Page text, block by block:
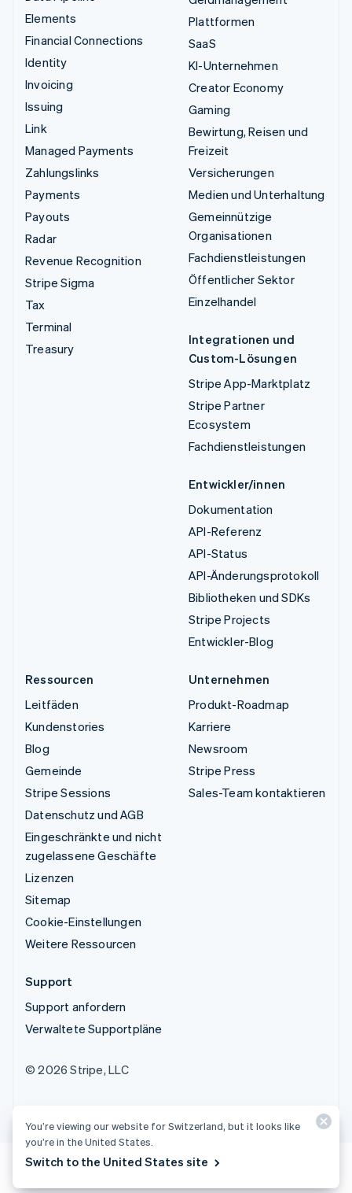
Elements
Financial Connections
Identity
Invoicing
Issuing
Link
Managed Payments
Zahlungslinks
Payments
Payouts
Radar
Revenue Recognition
Stripe Sigma
Tax
Terminal
Treasury
Plattformen
SaaS
KI-Unternehmen
Creator Economy
Gaming
Bewirtung, Reisen und
Freizeit
Versicherungen
Medien und Unterhaltung
Gemeinnützige
Organisationen
Fachdienstleistungen
Öffentlicher Sektor
Einzelhandel
Integrationen und
Custom-Lösungen
Stripe App-Marktplatz
Stripe Partner
Ecosystem
Fachdienstleistungen
Entwickler/innen
Dokumentation
API-Referenz
API-Status
API-Änderungsprotokoll
Bibliotheken und SDKs
Stripe Projects
Entwickler-Blog
Ressourcen
Leitfäden
Kundenstories
Blog
Gemeinde
Stripe Sessions
Datenschutz und AGB
Eingeschränkte und nicht
zugelassene Geschäfte
Lizenzen
Sitemap
Cookie-Einstellungen
Weitere Ressourcen
Unternehmen
Produkt-Roadmap
Karriere
Newsroom
Stripe Press
Sales-Team kontaktieren
Support
Support anfordern
Verwaltete Supportpläne
© 2026 Stripe, LLC
You’re viewing our website for Switzerland, but it looks like
you’re in the United States.
Switch to the United States site